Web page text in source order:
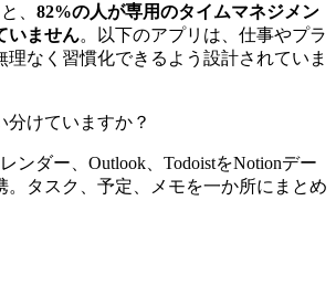
、 82%の人が専用のタイムマネジメン
いません。以下のアプリは、仕事やプラ
理なく習慣化できるよう設計されていま
分けていますか？
ンダー、Outlook、TodoistをNotionデー
。タスク、予定、メモを一か所にまとめ